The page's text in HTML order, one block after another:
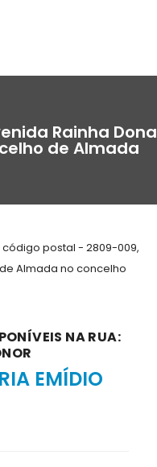
Rainha Dona
de Almada
postal - 2809-009,
Almada no concelho
NA RUA:
EMÍDIO